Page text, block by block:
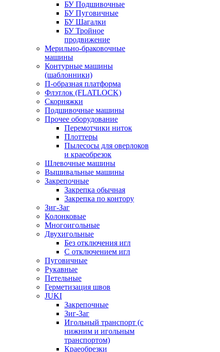
БУ Подшивочные
БУ Пуговичные
БУ Шагалки
БУ Тройное
продвижение
Мерильно-браковочные
машины
Контурные машины
(шаблонники)
П-образная платформа
Флэтлок (FLATLOCK)
Скорняжки
Подшивочные машины
Прочее оборудование
Перемотчики ниток
Плоттеры
Пылесосы для оверлоков
и краеобрезок
Шлевочные машины
Вышивальные машины
Закрепочные
Закрепка обычная
Закрепка по контору
Зиг-Заг
Колонковые
Многоигольные
Двухигольные
Без отключения игл
С отключением игл
Пуговичные
Рукавные
Петельные
Герметизация швов
JUKI
Закрепочные
Зиг-Заг
Игольный транспорт (с
нижним и игольным
транспортом)
Краеобрезки